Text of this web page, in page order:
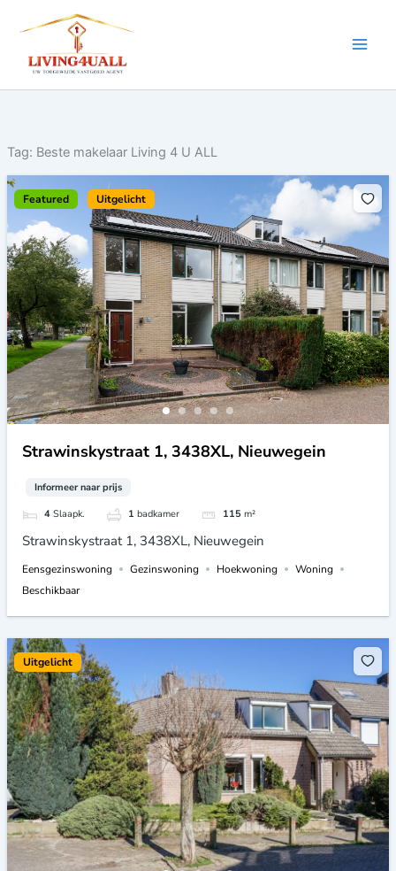
naar
inhoud
Tag: Beste makelaar Living 4 U ALL
Featured Uitgelicht
Strawinskystraat 1, 3438XL, Nieuwegein
Informeer naar prijs
4 Slaapk. 1 badkamer 115 m²
Strawinskystraat 1, 3438XL, Nieuwegein
Eensgezinswoning Gezinswoning Hoekwoning
Woning
Beschikbaar
Uitgelicht